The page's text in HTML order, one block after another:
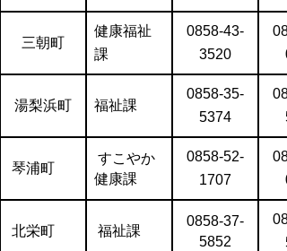
三朝町
健康福祉
課
0858-43-
3520
湯梨浜町 福祉課
0858-35-
5374
琴浦町
すこやか
健康課
0858-52-
1707
北栄町 福祉課
0858-37-
5852